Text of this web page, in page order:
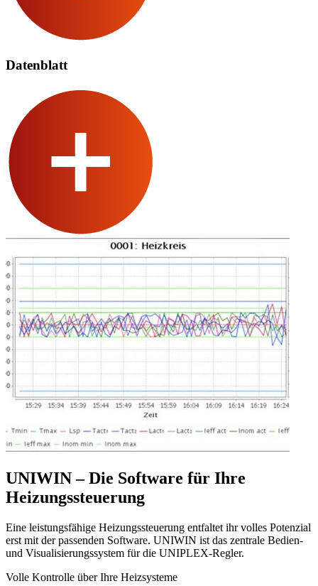
Datenblatt
UNIWIN – Die Software für Ihre
Heizungssteuerung
Eine leistungsfähige Heizungssteuerung entfaltet ihr volles Potenzial
erst mit der passenden Software. UNIWIN ist das zentrale Bedien-
und Visualisierungssystem für die UNIPLEX-Regler.
Volle Kontrolle über Ihre Heizsysteme